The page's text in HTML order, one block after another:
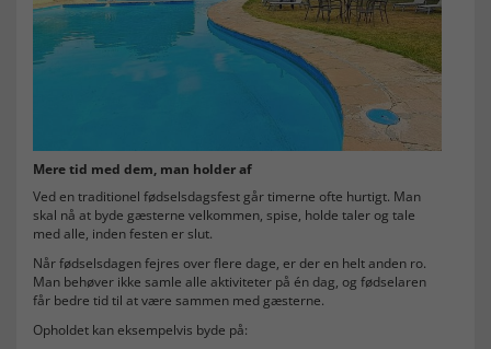
Mere tid med dem, man holder af
Ved en traditionel fødselsdagsfest går timerne ofte hurtigt. Man
skal nå at byde gæsterne velkommen, spise, holde taler og tale
med alle, inden festen er slut.
Når fødselsdagen fejres over flere dage, er der en helt anden ro.
Man behøver ikke samle alle aktiviteter på én dag, og fødselaren
får bedre tid til at være sammen med gæsterne.
Opholdet kan eksempelvis byde på: